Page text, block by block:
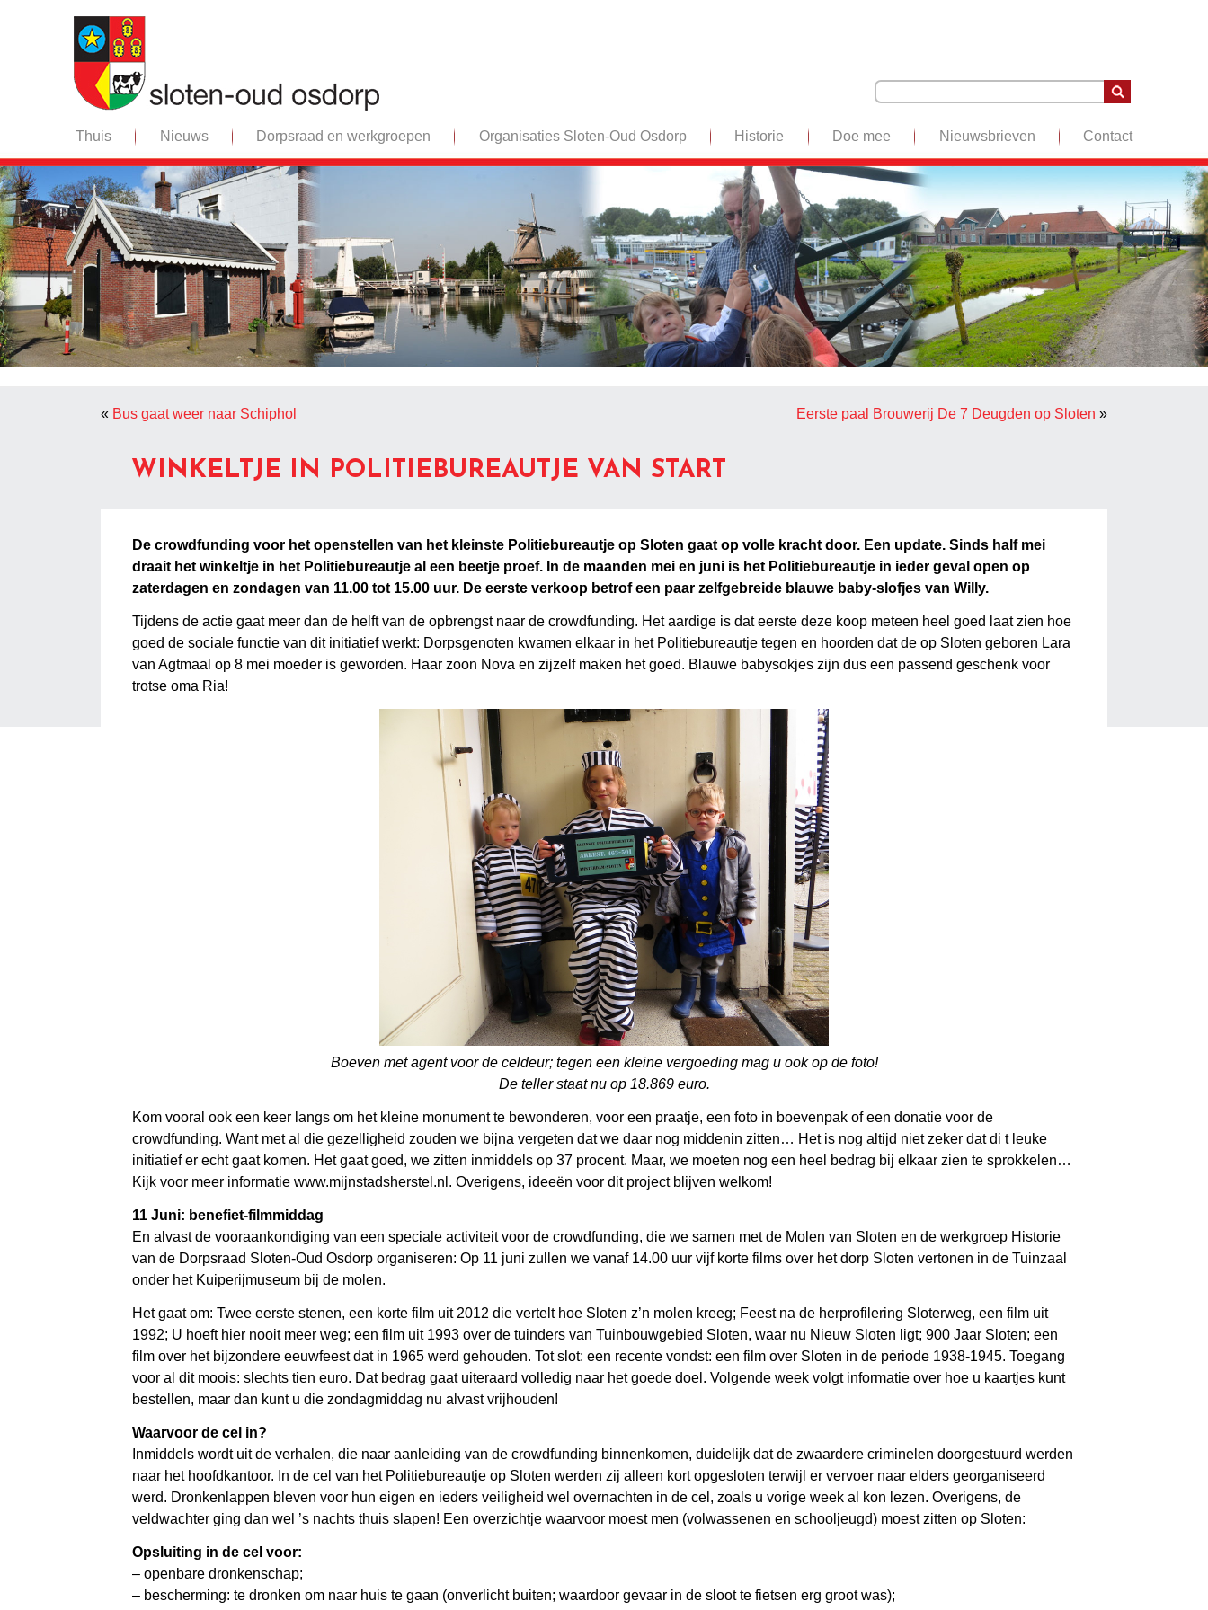
Thuis Nieuws Dorpsraad en werkgroepen Organisaties Sloten-Oud Osdorp Historie Doe mee Nieuwsbrieven Contact
« Bus gaat weer naar Schiphol Eerste paal Brouwerij De 7 Deugden op Sloten »
WINKELTJE IN POLITIEBUREAUTJE VAN START
De crowdfunding voor het openstellen van het kleinste Politiebureautje op Sloten gaat op volle kracht door. Een update. Sinds half mei
draait het winkeltje in het Politiebureautje al een beetje proef. In de maanden mei en juni is het Politiebureautje in ieder geval open op
zaterdagen en zondagen van 11.00 tot 15.00 uur. De eerste verkoop betrof een paar zelfgebreide blauwe baby-slofjes van Willy.
Tijdens de actie gaat meer dan de helft van de opbrengst naar de crowdfunding. Het aardige is dat eerste deze koop meteen heel goed laat zien hoe
goed de sociale functie van dit initiatief werkt: Dorpsgenoten kwamen elkaar in het Politiebureautje tegen en hoorden dat de op Sloten geboren Lara
van Agtmaal op 8 mei moeder is geworden. Haar zoon Nova en zijzelf maken het goed. Blauwe babysokjes zijn dus een passend geschenk voor
trotse oma Ria!
Boeven met agent voor de celdeur; tegen een kleine vergoeding mag u ook op de foto!
De teller staat nu op 18.869 euro.
Kom vooral ook een keer langs om het kleine monument te bewonderen, voor een praatje, een foto in boevenpak of een donatie voor de
crowdfunding. Want met al die gezelligheid zouden we bijna vergeten dat we daar nog middenin zitten… Het is nog altijd niet zeker dat di t leuke
initiatief er echt gaat komen. Het gaat goed, we zitten inmiddels op 37 procent. Maar, we moeten nog een heel bedrag bij elkaar zien te sprokkelen…
Kijk voor meer informatie www.mijnstadsherstel.nl. Overigens, ideeën voor dit project blijven welkom!
11 Juni: benefiet-filmmiddag
En alvast de vooraankondiging van een speciale activiteit voor de crowdfunding, die we samen met de Molen van Sloten en de werkgroep Historie
van de Dorpsraad Sloten-Oud Osdorp organiseren: Op 11 juni zullen we vanaf 14.00 uur vijf korte films over het dorp Sloten vertonen in de Tuinzaal
onder het Kuiperijmuseum bij de molen.
Het gaat om: Twee eerste stenen, een korte film uit 2012 die vertelt hoe Sloten z’n molen kreeg; Feest na de herprofilering Sloterweg, een film uit
1992; U hoeft hier nooit meer weg; een film uit 1993 over de tuinders van Tuinbouwgebied Sloten, waar nu Nieuw Sloten ligt; 900 Jaar Sloten; een
film over het bijzondere eeuwfeest dat in 1965 werd gehouden. Tot slot: een recente vondst: een film over Sloten in de periode 1938-1945. Toegang
voor al dit moois: slechts tien euro. Dat bedrag gaat uiteraard volledig naar het goede doel. Volgende week volgt informatie over hoe u kaartjes kunt
bestellen, maar dan kunt u die zondagmiddag nu alvast vrijhouden!
Waarvoor de cel in?
Inmiddels wordt uit de verhalen, die naar aanleiding van de crowdfunding binnenkomen, duidelijk dat de zwaardere criminelen doorgestuurd werden
naar het hoofdkantoor. In de cel van het Politiebureautje op Sloten werden zij alleen kort opgesloten terwijl er vervoer naar elders georganiseerd
werd. Dronkenlappen bleven voor hun eigen en ieders veiligheid wel overnachten in de cel, zoals u vorige week al kon lezen. Overigens, de
veldwachter ging dan wel ’s nachts thuis slapen! Een overzichtje waarvoor moest men (volwassenen en schooljeugd) moest zitten op Sloten:
Opsluiting in de cel voor:
– openbare dronkenschap;
– bescherming: te dronken om naar huis te gaan (onverlicht buiten; waardoor gevaar in de sloot te fietsen erg groot was);